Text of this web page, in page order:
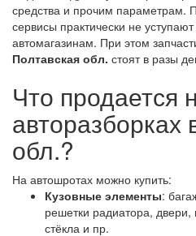
средства и прочим параметрам.
сервисы практически не
автомагазинам. При этом
Полтавская обл. стоят в разы
Что продается
авторазборках
обл.?
На автошротах можно купить:
Кузовные элементы:
решетки радиатора, двери,
стёкла и пр.